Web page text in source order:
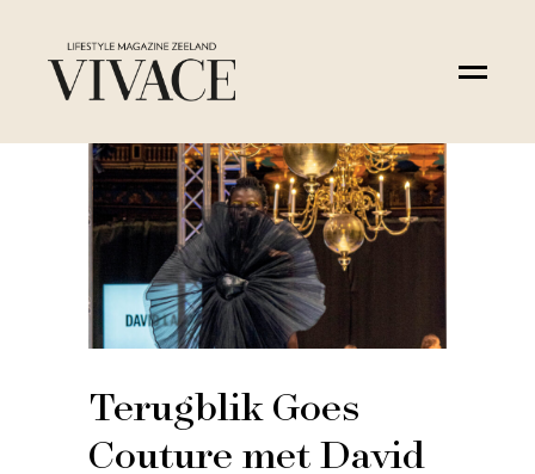
Terugblik Goes
Couture met David